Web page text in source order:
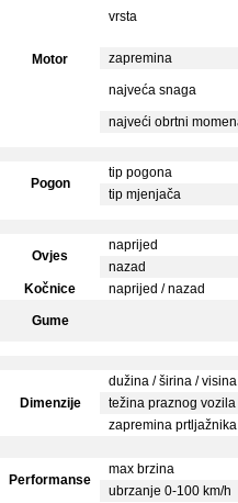
Motor
vrsta
zapremina
najveća snaga
najveći obrtni
Pogon
tip pogona
tip mjenjača
Ovjes
naprijed
nazad
Kočnice
naprijed / nazad
Gume
Dimenzije
dužina / širina / visina
težina praznog vozila
zapremina prtljažnika
Performanse
max brzina
ubrzanje 0-100 km/h